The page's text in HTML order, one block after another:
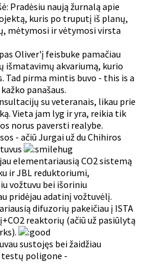
Pradėsiu naują žurnalą apie
kuris po truputį iš planų,
mėtymosi ir vėtymosi virsta
Oliver'į feisbuke pamačiau
išmatavimų akvariumą, kurio
Tad pirma mintis buvo - this is a
panašaus.
su veteranais, likau prie
Vieta jam lyg ir yra, reikia tik
norus paversti realybe.
- ačiū Jurgai už du Chihiros
elementariausią CO2 sistemą
ir JBL reduktoriumi,
vožtuvu bei išoriniu
pridėjau adatinį vožtuvėlį.
difuzorių pakeičiau į ISTA
reaktorių (ačiū už pasiūlytą
sustojęs bei žaidžiau
poligone -